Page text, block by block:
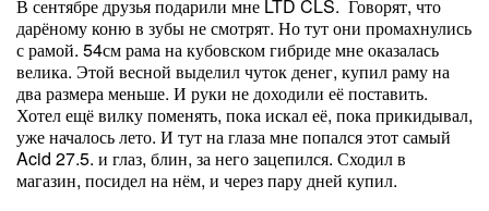
В сентябре друзья подарили мне LTD CLS. Говорят, что
дарёному коню в зубы не смотрят. Но тут они промахнулись
с рамой. 54см рама на кубовском гибриде мне оказалась
велика. Этой весной выделил чуток денег, купил раму на
два размера меньше. И руки не доходили её поставить.
Хотел ещё вилку поменять, пока искал её, пока прикидывал,
уже началось лето. И тут на глаза мне попался этот самый
Acid 27.5. и глаз, блин, за него зацепился. Сходил в
магазин, посидел на нём, и через пару дней купил.